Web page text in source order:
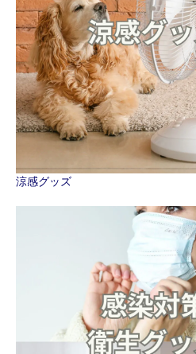
涼感グッズ